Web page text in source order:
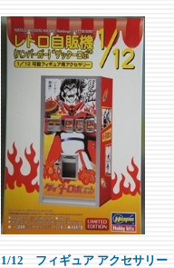
1/12 フィギュア アクセサリ